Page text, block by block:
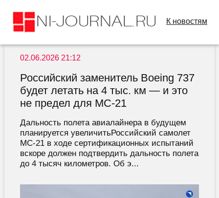
К новостям
02.06.2026 21:12
Российский заменитель Boeing 737
будет летать на 4 тыс. км — и это
не предел для МС-21
Дальность полета авиалайнера в будущем
планируется увеличитьРоссийский самолет
МС-21 в ходе сертификационных испытаний
вскоре должен подтвердить дальность полета
до 4 тысяч километров. Об э...